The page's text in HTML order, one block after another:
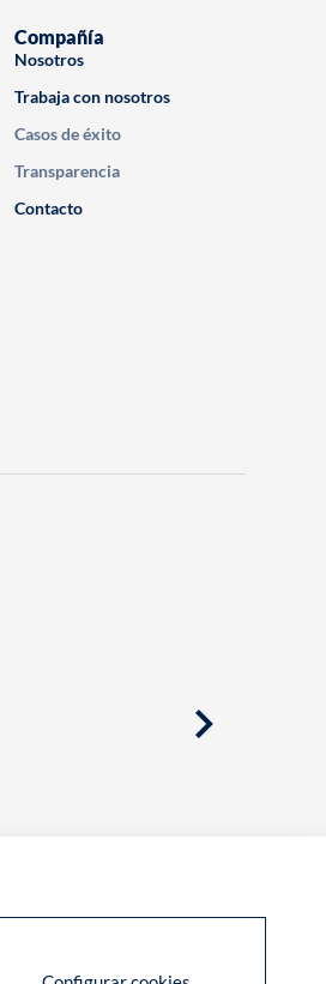
Compañía
Nosotros
Trabaja con nosotros
Casos de éxito
Transparencia
Contacto